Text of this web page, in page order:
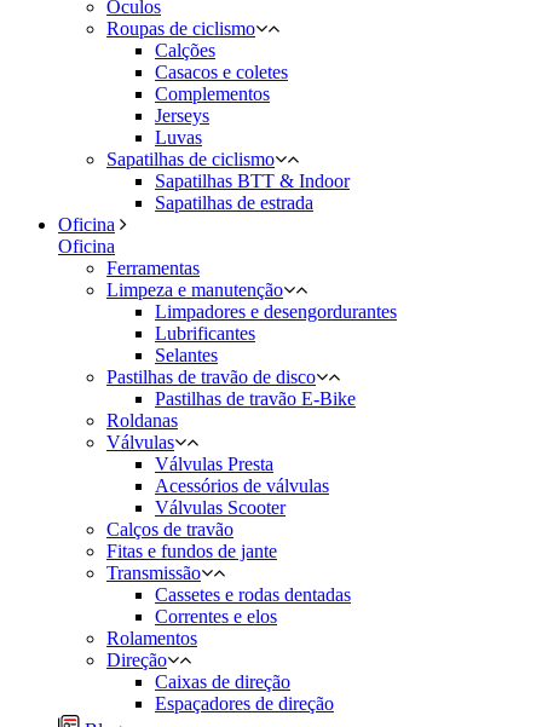
Óculos
Roupas de ciclismo
Calções
Casacos e coletes
Complementos
Jerseys
Luvas
Sapatilhas de ciclismo
Sapatilhas BTT & Indoor
Sapatilhas de estrada
Oficina
Oficina
Ferramentas
Limpeza e manutenção
Limpadores e desengordurantes
Lubrificantes
Selantes
Pastilhas de travão de disco
Pastilhas de travão E-Bike
Roldanas
Válvulas
Válvulas Presta
Acessórios de válvulas
Válvulas Scooter
Calços de travão
Fitas e fundos de jante
Transmissão
Cassetes e rodas dentadas
Correntes e elos
Rolamentos
Direção
Caixas de direção
Espaçadores de direção